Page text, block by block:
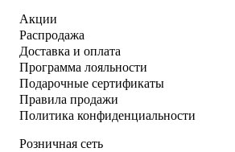
Акции
Распродажа
Доставка и оплата
Программа лояльности
Подарочные сертификаты
Правила продажи
Политика конфиденциальности
Розничная сеть